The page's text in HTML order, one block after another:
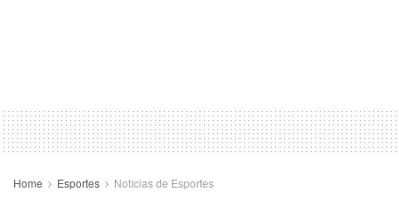
Home Esportes Notícias de Esportes